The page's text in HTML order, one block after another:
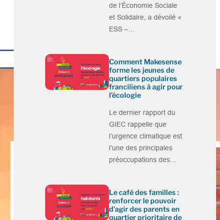
de l’Économie Sociale
et Solidaire, a dévoilé «
ESS –…
Comment Makesense
forme les jeunes de
quartiers populaires
franciliens à agir pour
l’écologie
Le dernier rapport du
GIEC rappelle que
l’urgence climatique est
l’une des principales
préoccupations des…
Le café des familles :
renforcer le pouvoir
d’agir des parents en
quartier prioritaire de